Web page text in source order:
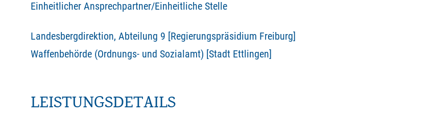
Einheitlicher Ansprechpartner/Einheitliche Stelle
Landesbergdirektion, Abteilung 9 [Regierungspräsidium Freiburg]
Waffenbehörde (Ordnungs- und Sozialamt) [Stadt Ettlingen]
LEISTUNGSDETAILS